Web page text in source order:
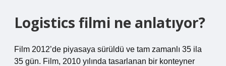
Logistics filmi ne anlatıyor?
Film 2012’de piyasaya sürüldü ve tam zamanlı 35 ila
35 gün. Film, 2010 yılında tasarlanan bir konteyner